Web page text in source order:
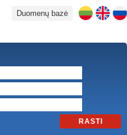
Duomenų bazė
RASTI